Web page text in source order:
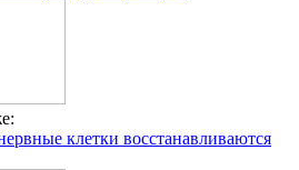
клетки восстанавливаются